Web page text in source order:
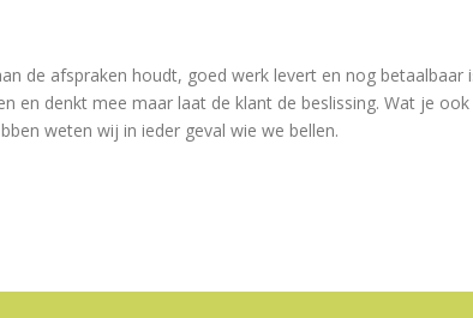
de afspraken houdt, goed werk levert en nog betaalbaar
en denkt mee maar laat de klant de beslissing. Wat je ook
weten wij in ieder geval wie we bellen.